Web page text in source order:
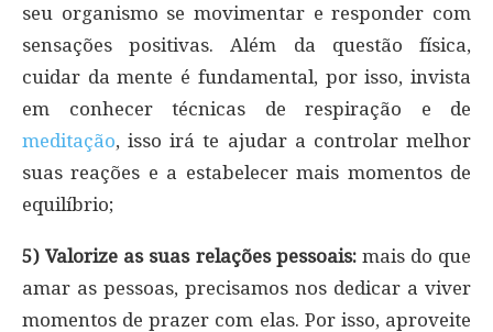
seu organismo se movimentar e responder com
sensações positivas. Além da questão física,
cuidar da mente é fundamental, por isso, invista
em conhecer técnicas de respiração e de
meditação, isso irá te ajudar a controlar melhor
suas reações e a estabelecer mais momentos de
equilíbrio;
5) Valorize as suas relações pessoais:mais do que
amar as pessoas, precisamos nos dedicar a viver
momentos de prazer com elas. Por isso, aproveite